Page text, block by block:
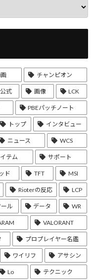
チャンピオン
公式 画像 LCK
PBEパッチノート
トップ インタビュー
ニュース WCS
テム サポート
ド TFT MSI
Rioterの反応 LCP
ール データ WR
VALORANT
プロプレイヤー名鑑
ワイリフ アサシン
Lo テクニック